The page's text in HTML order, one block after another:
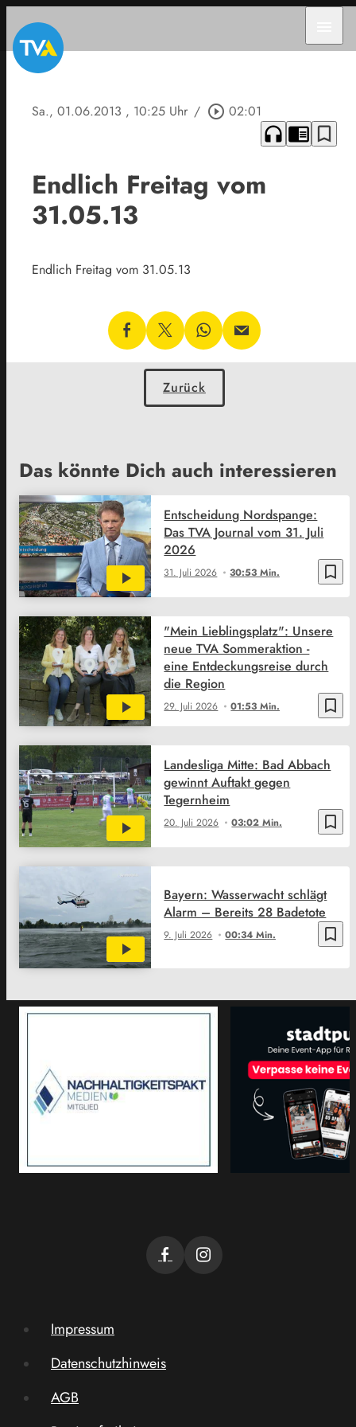
Sa., 01.06.2013 , 10:25 Uhr / play_circle_outline 02:01
headphones chrome_reader_mode bookmark_border
Endlich Freitag vom
31.05.13
Endlich Freitag vom 31.05.13
Zurück
Das könnte Dich auch interessieren
bookmark_border
31. Juli 2026 30:53 Min.
Entscheidung Nordspange:
Das TVA Journal vom 31. Juli
2026
bookmark_border
29. Juli 2026 01:53 Min.
"Mein Lieblingsplatz": Unsere
neue TVA Sommeraktion -
eine Entdeckungsreise durch
die Region
bookmark_border
20. Juli 2026 03:02 Min.
Landesliga Mitte: Bad Abbach
gewinnt Auftakt gegen
Tegernheim
bookmark_border
9. Juli 2026 00:34 Min.
Bayern: Wasserwacht schlägt
Alarm – Bereits 28 Badetote
Impressum
Datenschutzhinweis
AGB